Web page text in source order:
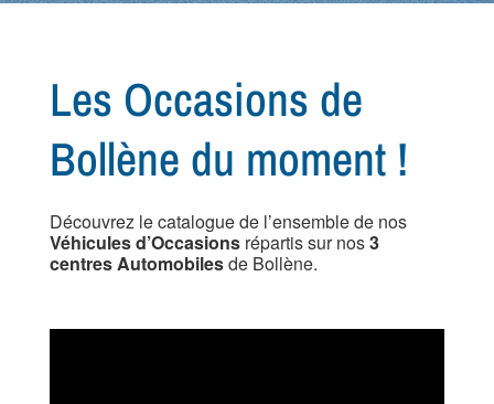
Les Occasions de
Bollène du moment !
Découvrez le catalogue de l’ensemble de nos
Véhicules d’Occasionsrépartis sur nos3
centres Automobilesde Bollène.